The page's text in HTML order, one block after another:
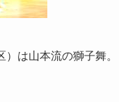
は山本流の獅子舞